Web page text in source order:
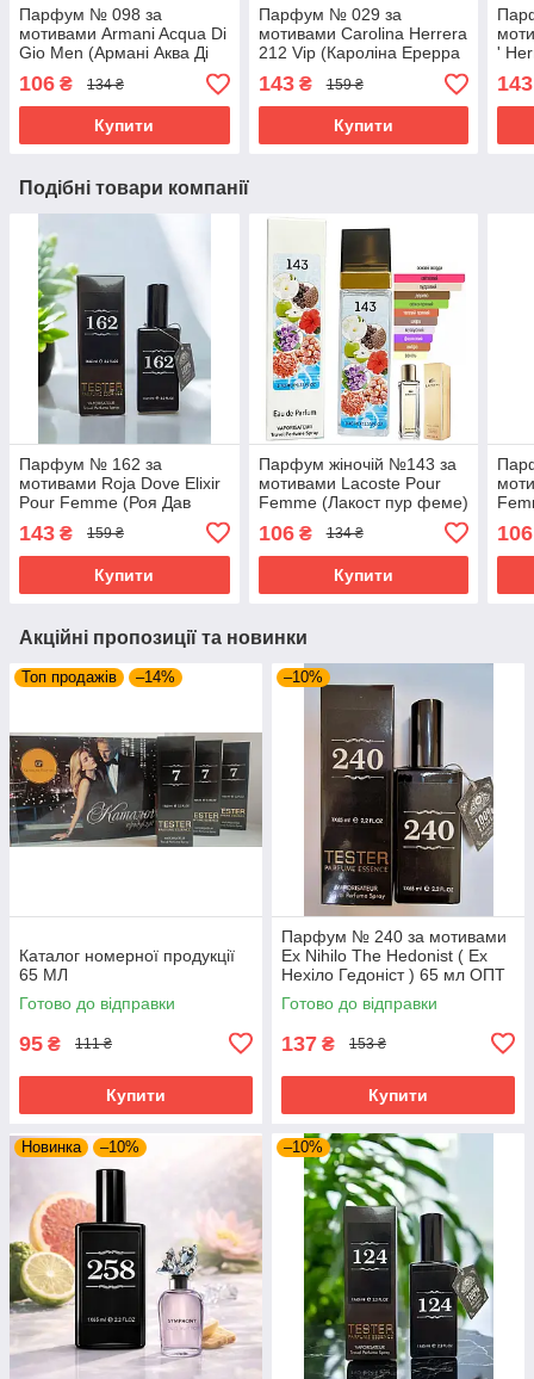
Парфум № 098 за
мотивами Armani Acqua Di
Gio Men (Армані Аква Ді
Джіо Мен) 40 мл ОПТ
106 ₴ 134 ₴
Купити
Парфум № 029 за
мотивами Carolina Herrera
212 Vip (Кароліна Ерерра
212 Віп) 65 мл
143₴ 159 ₴
Купити
'
Де
143
Подібні товари компанії
Парфум № 162 за
мотивами Roja Dove Elixir
Pour Femme (Роя Дав
Еліксір Пур Фемм) 65 мл.
143 ₴ 159 ₴
Купити
Парфум жіночій №143 за
мотивами Lacoste Pour
Femme (Лакост пур феме)
106₴ 134 ₴
Купити
106
Акційні пропозиції та новинки
Топ продажів –14%
Каталог номерної продукції
65 МЛ
Готово до відправки
95 ₴ 111 ₴
Купити
–10%
Парфум № 240 за мотивами
Ex Nihilo The Hedonist ( Ех
Нехіло Гедоніст ) 65 мл ОПТ
Готово до відправки
137 ₴ 153 ₴
Купити
Новинка –10% –10%